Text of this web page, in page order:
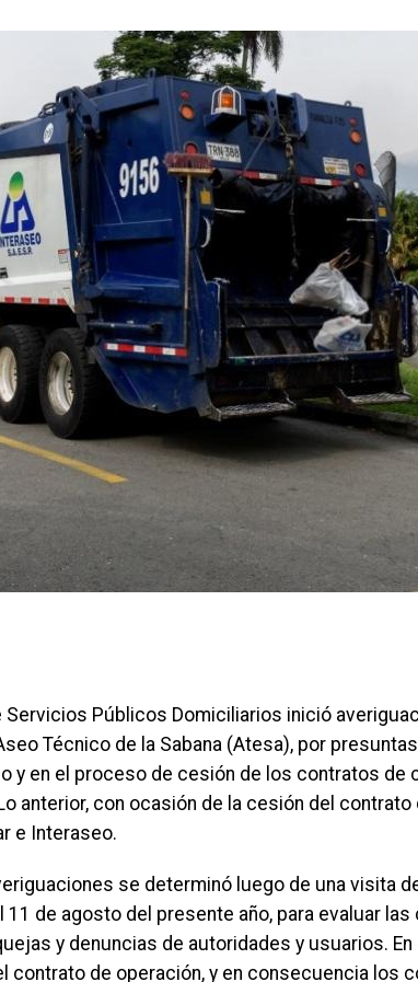
Servicios Públicos Domiciliarios inició
Técnico de la Sabana (Atesa), por
y en el proceso de cesión de los contratos de
anterior, con ocasión de la cesión del
e Interaseo.
se determinó luego de una visita
11 de agosto del presente año, para evaluar
y denuncias de autoridades y usuarios.
contrato de operación, y en consecuencia los